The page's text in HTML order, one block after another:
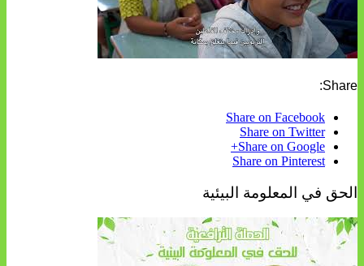
Share:
Share on Facebook
Share on Twitter
Share on Google+
Share on Pinterest
الحق في المعلومة البيئية